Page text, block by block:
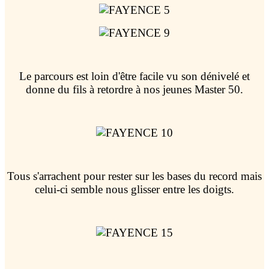
Le parcours est loin d'être facile vu son dénivelé et
donne du fils à retordre à nos jeunes Master 50.
Tous s'arrachent pour rester sur les bases du record mais
celui-ci semble nous glisser entre les doigts.